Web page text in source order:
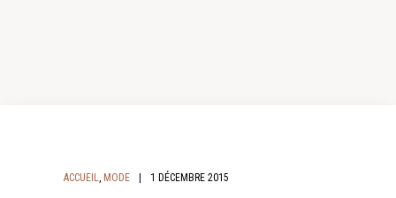
ACCUEIL, MODE 1 DÉCEMBRE 2015